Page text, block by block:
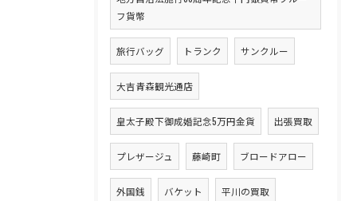
フ貨幣
旅行バッグ トランク サンクルー
大吉青森観光通店
皇太子殿下御成婚記念5万円金貨 出張買取
プレザージュ 藤崎町 ブロードアロー
外国銭 バケット 平川の買取